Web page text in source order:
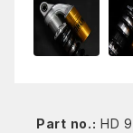
Part no.: HD